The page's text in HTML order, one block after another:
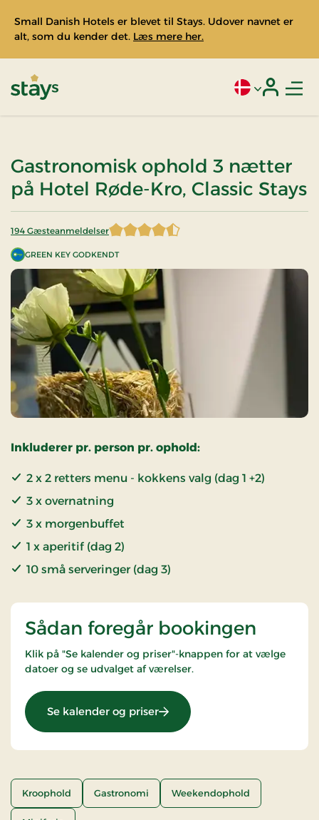
Small Danish Hotels er blevet til Stays. Udover navnet er
alt, som du kender det. Læs mere her.
Aktivt sprog:
Gastronomisk ophold 3 nætter
på Hotel Røde-Kro, Classic Stays
GREEN KEY GODKENDT
194 Gæsteanmeldelser
4,422680 af 5 stjerner
Inkluderer pr. person pr. ophold:
2 x 2 retters menu - kokkens valg (dag 1 +2)
3 x overnatning
3 x morgenbuffet
1 x aperitif (dag 2)
10 små serveringer (dag 3)
Sådan foregår bookingen
Klik på "Se kalender og priser"-knappen for at vælge
datoer og se udvalget af værelser.
Se kalender og priser: Gastronomisk ophold 3
Kroophold Gastronomi Weekendophold